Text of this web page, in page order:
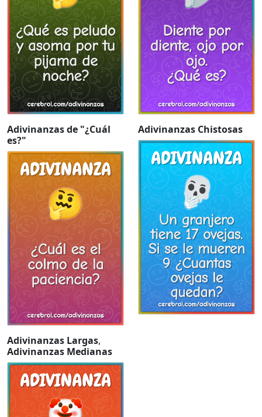
Adivinanzas de "¿Cuál
es?"
Adivinanzas Chistosas
Adivinanzas Largas,
Adivinanzas Medianas